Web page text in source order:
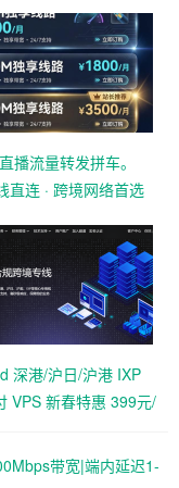
播流量转发拼车。
直连 · 跨境网络首选
深港/沪日/沪港 IXP
VPS 新春特惠 399元/
带宽|端内延迟1-